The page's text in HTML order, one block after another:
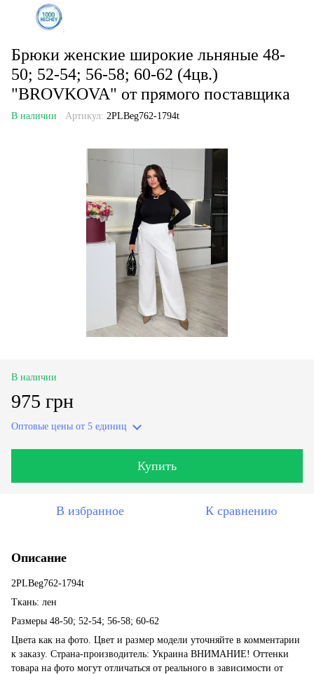
Брюки женские широкие льняные 48-
50; 52-54; 56-58; 60-62 (4цв.)
"BROVKOVA" от прямого поставщика
В наличии Артикул: 2PLBeg762-1794t
В наличии
975 грн
Оптовые цены от 5 единиц
Купить
В избранное К сравнению
Описание
2PLBeg762-1794t
Ткань: лен
Размеры 48-50; 52-54; 56-58; 60-62
Цвета как на фото. Цвет и размер модели уточняйте в комментарии
к заказу. Страна-производитель: Украина ВНИМАНИЕ! Оттенки
товара на фото могут отличаться от реального в зависимости от